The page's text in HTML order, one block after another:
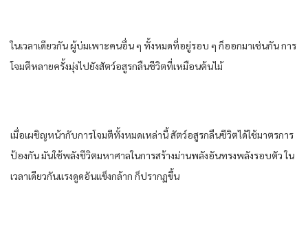
ในเวลาเดียวกัน​ ผู้​บ่ม​เพาะ​คนอื่น​ ๆ ทั้งหมด​ที่อยู่​รอบ​ ๆ ก็​ออกมา​เช่นกัน​ การ​
โจมตี​หลายครั้ง​มุ่งไปยัง​สัตว์​อสูร​กลืน​ชีวิต​ที่​เหมือน​ต้นไม้​
เมื่อ​เผชิญหน้า​กับ​การ​โจมตี​ทั้งหมด​เหล่านี้​ สัตว์​อสูร​กลืน​ชีวิต​ได้​ใช้มาตรการ
ป้องกัน​ มัน​ใช้พลัง​ชีวิต​มหาศาล​ใน​การ​สร้าง​ม่าน​พลัง​อัน​ทรงพลัง​รอบตัว​ ใน
เวลาเดียวกัน​แรงดูด​อัน​แข็งกล้า​ก ก็​ปรากฏ​ขึ้น​